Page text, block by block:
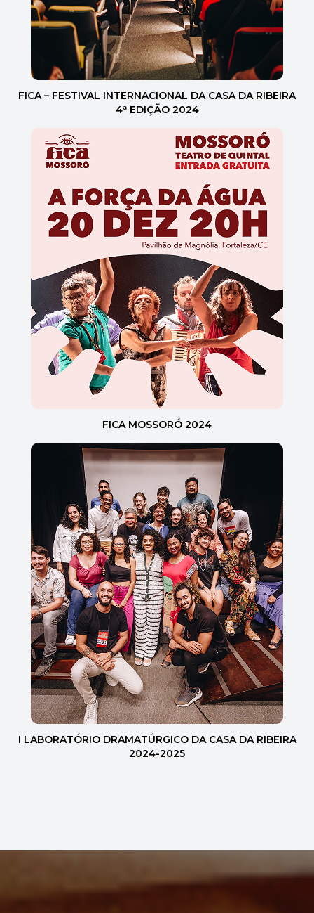
FICA – FESTIVAL INTERNACIONAL DA CASA DA RIBEIRA
4ª EDIÇÃO 2024
FICA MOSSORÓ 2024
I LABORATÓRIO DRAMATÚRGICO DA CASA DA RIBEIRA
2024-2025